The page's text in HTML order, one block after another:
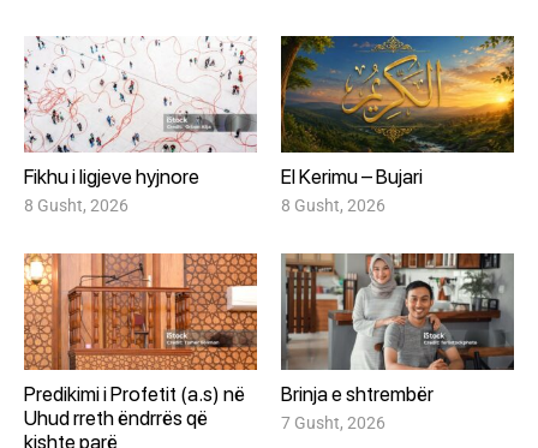
Fikhu i ligjeve hyjnore
8 Gusht, 2026
El Kerimu – Bujari
8 Gusht, 2026
Predikimi i Profetit (a.s) në
Uhud rreth ëndrrës që
kishte parë
Brinja e shtrembër
7 Gusht, 2026